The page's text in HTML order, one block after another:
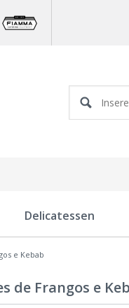
Delicatessen
e Kebab
de Frangos e